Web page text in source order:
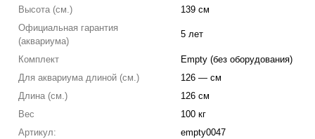
Высота (см.)
139 см
Официальная гарантия
(аквариума)
5 лет
Комплект
Empty (без оборудования)
Для аквариума длиной (см.)
126 — см
Длина (см.)
126 см
Вес
100 кг
Артикул:
empty0047